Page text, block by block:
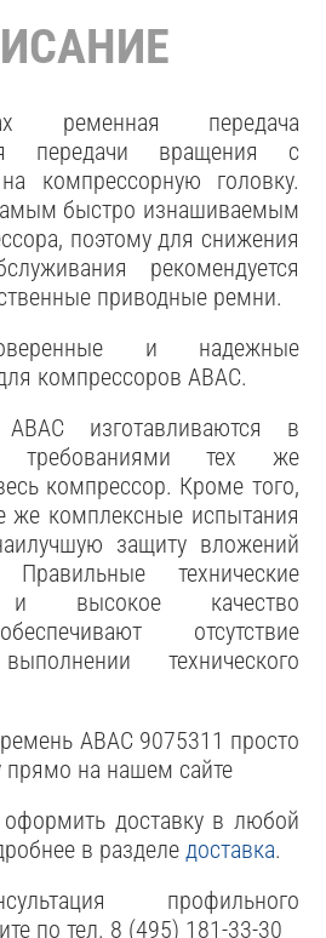
ременная передача
передачи вращения с
на компрессорную головку.
быстро изнашиваемым
поэтому для снижения
рекомендуется
приводные ремни.
и надежные
компрессоров ABAC.
изготавливаются в
требованиями тех же
компрессор. Кроме того,
же комплексные испытания
защиту вложений
технические
и высокое качество
отсутствие
технического
ABAC 9075311 просто
прямо на нашем сайте
доставку в любой
в разделе доставка.
профильного
по тел. 8 (495) 181-33-30